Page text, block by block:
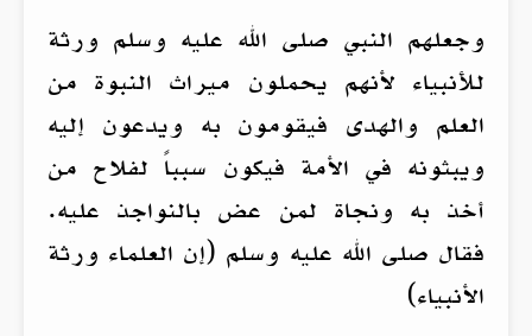
وجعلهم النبي صلى الله عليه وسلم ورثة
للأنبياء لأنهم يحملون ميراث النبوة من
العلم والهدى فيقومون به ويدعون إليه
ويبثونه في الأمة فيكون سبباً لفلاح من
أخذ به ونجاة لمن عض بالنواجذ عليه.
فقال صلى الله عليه وسلم (إن العلماء ورثة
الأنبياء)